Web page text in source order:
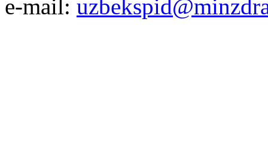
e-mail: